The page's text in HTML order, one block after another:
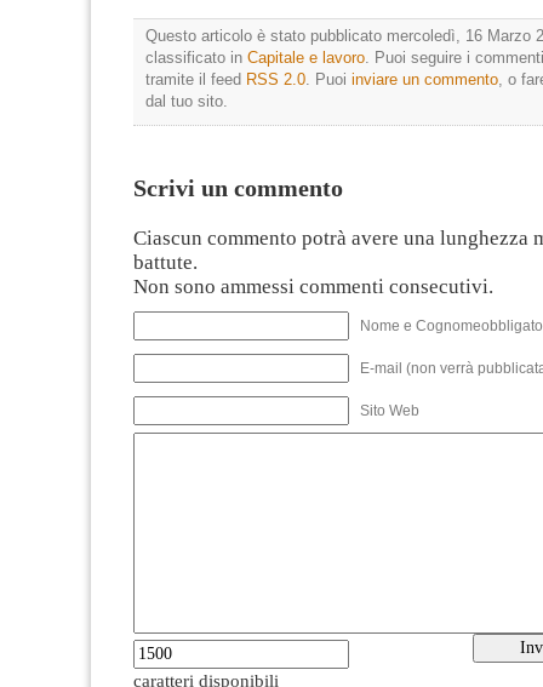
Questo articolo è stato pubblicato mercoledì, 16 Marzo
classificato in Capitale e lavoro . Puoi seguire i
tramite il feed RSS 2.0 . Puoi inviare un commento , o
dal tuo sito.
Scrivi un commento
Ciascun commento potrà avere una lunghezza
battute.
Non sono ammessi commenti consecutivi.
Nome e
E-mail (non verrà
Sito Web
caratteri disponibili